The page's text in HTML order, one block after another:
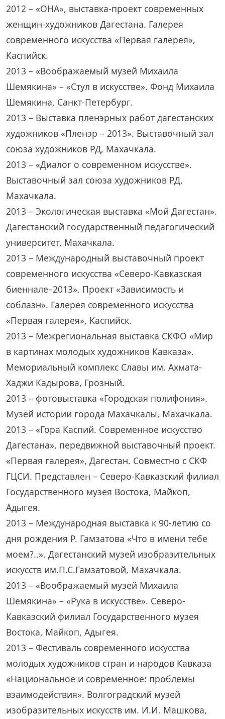
2012 – «ОНА», выставка-проект современных
женщин-художников Дагестана. Галерея
современного искусства «Первая галерея»,
Каспийск.
2013 – «Воображаемый музей Михаила
Шемякина» – «Стул в искусстве». Фонд Михаила
Шемякина, Санкт-Петербург.
2013 – Выставка пленэрных работ дагестанских
художников «Пленэр – 2013». Выставочный зал
союза художников РД, Махачкала.
2013 – «Диалог о современном искусстве».
Выставочный зал союза художников РД,
Махачкала.
2013 – Экологическая выставка «Мой Дагестан».
Дагестанский государственный педагогический
университет, Махачкала.
2013 – Международный выставочный проект
современного искусства «Северо-Кавказская
биеннале–2013». Проект «Зависимость и
соблазн». Галерея современного искусства
«Первая галерея», Каспийск.
2013 – Межрегиональная выставка СКФО «Мир
в картинах молодых художников Кавказа».
Мемориальный комплекс Славы им. Ахмата-
Хаджи Кадырова, Грозный.
2013 – фотовыставка «Городская полифония».
Музей истории города Махачкалы, Махачкала.
2013 – «Гора Каспий. Современное искусство
Дагестана», передвижной выставочный проект.
«Первая галерея», Дагестан. Совместно с СКФ
ГЦСИ. Представлен – Северо-Кавказский филиал
Государственного музея Востока, Майкоп,
Адыгея.
2013 – Международная выставка к 90-летию со
дня рождения Р. Гамзатова «Что в имени тебе
моем?..». Дагестанский музей изобразительных
искусств им.П.С.Гамзатовой, Махачкала.
2013 – «Воображаемый музей Михаила
Шемякина» – «Рука в искусстве». Северо-
Кавказский филиал Государственного музея
Востока, Майкоп, Адыгея.
2013 – Фестиваль современного искусства
молодых художников стран и народов Кавказа
«Национальное и современное: проблемы
взаимодействия». Волгоградский музей
изобразительных искусств им. И.И. Машкова,